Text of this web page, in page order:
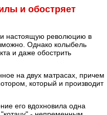
и обостряет
настоящую революцию в
Однако колыбель
и даже обострить
на двух матрасах, причем
который и производит
его вдохновила одна